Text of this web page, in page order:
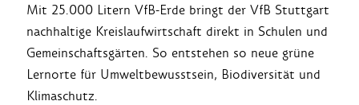
Mit 25.000 Litern VfB-Erde bringt der VfB Stuttgart
nachhaltige Kreislaufwirtschaft direkt in Schulen und
Gemeinschaftsgärten. So entstehen so neue grüne
Lernorte für Umweltbewusstsein, Biodiversität und
Klimaschutz.